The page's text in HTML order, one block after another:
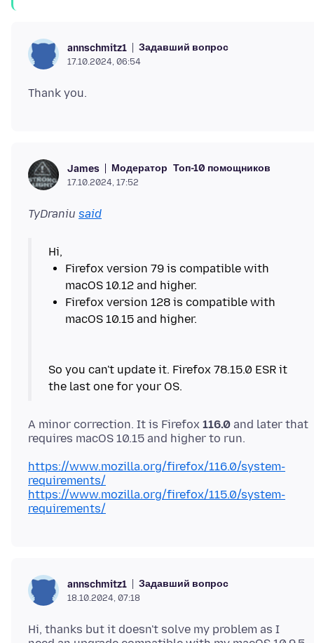
annschmitz1 Задавший вопрос
17.10.2024, 06:54
James Модератор Топ-10 помощников
17.10.2024, 17:52
TyDraniu said
Firefox version 79 is compatible with
Firefox version 128 is compatible with
So you can't update it. Firefox 78.15.0 ESR it
A minor correction. It is Firefox 116.0 and later that
https://www.mozilla.org/firefox/116.0/system-
requirements/
https://www.mozilla.org/firefox/115.0/system-
requirements/
annschmitz1 Задавший вопрос
18.10.2024, 07:18
Hi, thanks but it doesn't solve my problem as I